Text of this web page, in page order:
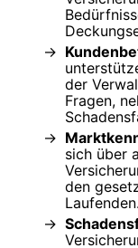
der
Fragen,
sich über
den
Laufenden.